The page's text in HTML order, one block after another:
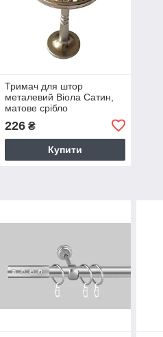
Тримач для штор
металевий Віола Сатин,
матове срібло
226₴
Купити